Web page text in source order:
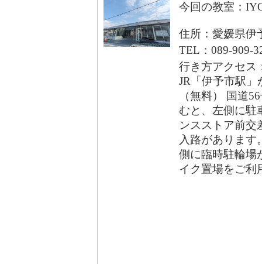
今回の教室：
住所：愛媛県伊
TEL：089-909-
行き方アクセス
JR「伊予市駅
（無料） 国道
むと、左側に駐
ンスストア前交
入路がありま
側に臨時駐輪場
イク置場をご利